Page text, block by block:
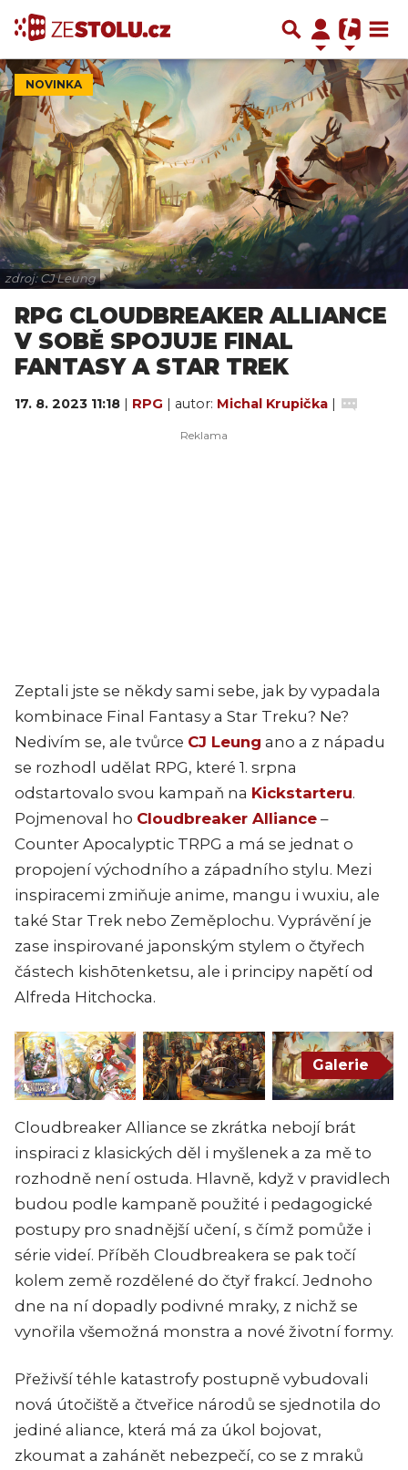
NOVINKA
zdroj: CJ Leung
RPG CLOUDBREAKER ALLIANCE
V SOBĚ SPOJUJE FINAL
FANTASY A STAR TREK
17. 8. 2023 11:18 | RPG | autor: Michal Krupička |
Zeptali jste se někdy sami sebe, jak by vypadala
kombinace Final Fantasy a Star Treku? Ne?
Nedivím se, ale tvůrce CJ Leung ano a z nápadu
se rozhodl udělat RPG, které 1. srpna
odstartovalo svou kampaň na Kickstarteru.
Pojmenoval ho Cloudbreaker Alliance –
Counter Apocalyptic TRPG a má se jednat o
propojení východního a západního stylu. Mezi
inspiracemi zmiňuje anime, mangu i wuxiu, ale
také Star Trek nebo Zeměplochu. Vyprávění je
zase inspirované japonským stylem o čtyřech
částech kishōtenketsu, ale i principy napětí od
Alfreda Hitchocka.
Galerie
Cloudbreaker Alliance se zkrátka nebojí brát
inspiraci z klasických děl i myšlenek a za mě to
rozhodně není ostuda. Hlavně, když v pravidlech
budou podle kampaně použité i pedagogické
postupy pro snadnější učení, s čímž pomůže i
série videí. Příběh Cloudbreakera se pak točí
kolem země rozdělené do čtyř frakcí. Jednoho
dne na ní dopadly podivné mraky, z nichž se
vynořila všemožná monstra a nové životní formy.
Přeživší téhle katastrofy postupně vybudovali
nová útočiště a čtveřice národů se sjednotila do
jediné aliance, která má za úkol bojovat,
zkoumat a zahánět nebezpečí, co se z mraků